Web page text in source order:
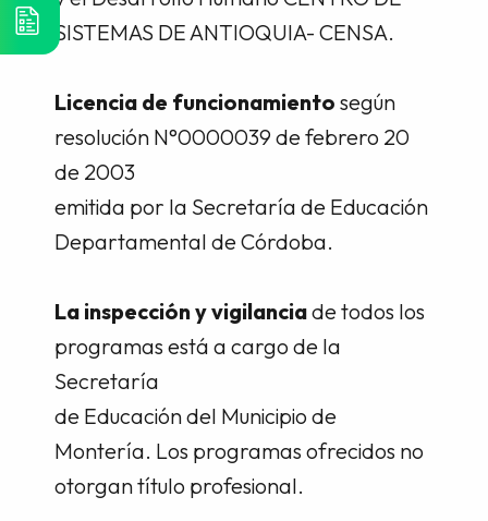
SISTEMAS DE ANTIOQUIA- CENSA.
Licencia de funcionamiento según
resolución N°0000039 de febrero 20
de 2003
emitida por la Secretaría de Educación
Departamental de Córdoba.
La inspección y vigilanciade todos los
programas está a cargo de la
Secretaría
de Educación del Municipio de
Montería. Los programas ofrecidos no
otorgan título profesional.